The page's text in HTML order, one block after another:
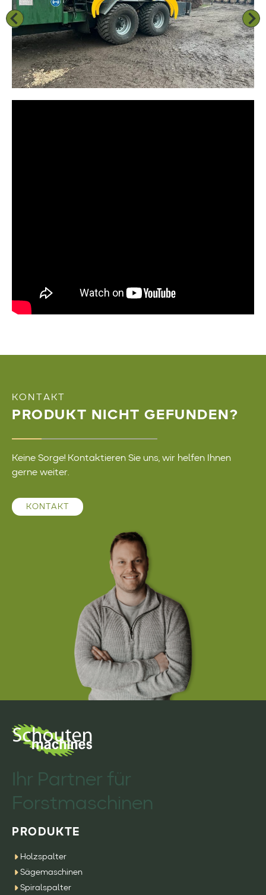
KONTAKT
PRODUKT NICHT GEFUNDEN?
Keine Sorge! Kontaktieren Sie uns, wir helfen Ihnen
gerne weiter.
KONTAKT
Ihr Partner für
Forstmaschinen
PRODUKTE
Holzspalter
Sägemaschinen
Spiralspalter